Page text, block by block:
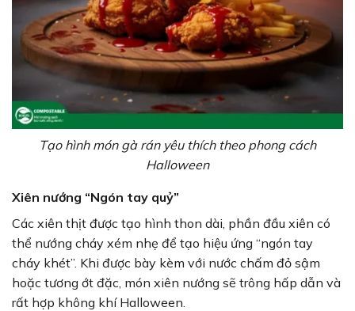
Tạo hình món gà rán yêu thích theo phong cách
Halloween
Xiên nướng “Ngón tay quỷ”
Các xiên thịt được tạo hình thon dài, phần đầu xiên có
thể nướng cháy xém nhẹ để tạo hiệu ứng “ngón tay
cháy khét”. Khi được bày kèm với nước chấm đỏ sậm
hoặc tương ớt đặc, món xiên nướng sẽ trông hấp dẫn và
rất hợp không khí Halloween.